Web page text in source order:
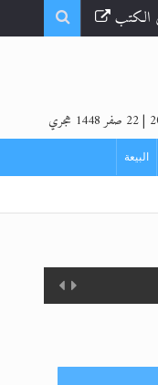
الكتب
|22 صفر 1448 هجري
البيعة